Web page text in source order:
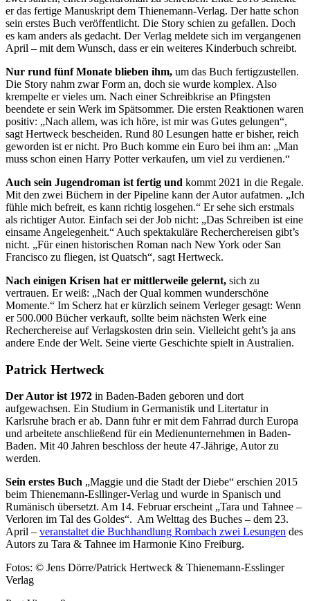
er das fertige Manuskript dem Thienemann-Verlag. Der hatte schon
sein erstes Buch veröffentlicht. Die Story schien zu gefallen. Doch
es kam anders als gedacht. Der Verlag meldete sich im vergangenen
April – mit dem Wunsch, dass er ein weiteres Kinderbuch schreibt.
Nur rund fünf Monate blieben ihm, um das Buch fertigzustellen.
Die Story nahm zwar Form an, doch sie wurde komplex. Also
krempelte er vieles um. Nach einer Schreibkrise an Pfingsten
beendete er sein Werk im Spätsommer. Die ersten Reaktionen waren
positiv: „Nach allem, was ich höre, ist mir was Gutes gelungen“,
sagt Hertweck bescheiden. Rund 80 Lesungen hatte er bisher, reich
geworden ist er nicht. Pro Buch komme ein Euro bei ihm an: „Man
muss schon einen Harry Potter verkaufen, um viel zu verdienen.“
Auch sein Jugendroman ist fertig und kommt 2021 in die Regale.
Mit den zwei Büchern in der Pipeline kann der Autor aufatmen. „Ich
fühle mich befreit, es kann richtig losgehen.“ Er sehe sich erstmals
als richtiger Autor. Einfach sei der Job nicht: „Das Schreiben ist eine
einsame Angelegenheit.“ Auch spektakuläre Recherche­reisen gibt’s
nicht. „Für einen historischen Roman nach New York oder San
Francisco zu fliegen, ist Quatsch“, sagt Hertweck.
Nach einigen Krisen hat er mittlerweile gelernt, sich zu
vertrauen. Er weiß: „Nach der Qual kommen wunderschöne
Momente.“ Im Scherz hat er kürzlich seinem Verleger gesagt: Wenn
er 500.000 Bücher verkauft, sollte beim nächsten Werk eine
Recherchereise auf Verlagskosten drin sein. Vielleicht geht’s ja ans
andere Ende der Welt. Seine vierte Geschichte spielt in Australien.
Patrick Hertweck
Der Autor ist 1972 in Baden-Baden geboren und dort
aufgewachsen. Ein Studium in Germanistik und Litertatur in
Karlsruhe brach er ab. Dann fuhr er mit dem Fahrrad durch Europa
und arbeitete anschließend für ein Medienunternehmen in Baden-
Baden. Mit 40 Jahren beschloss der heute 47-Jährige, Autor zu
werden.
Sein erstes Buch „Maggie und die Stadt der Diebe“ erschien 2015
beim Thienemann-Esllinger-Verlag und wurde in Spanisch und
Rumänisch übersetzt. Am 14. Februar erscheint „Tara und Tahnee –
Verloren im Tal des Goldes“. Am Welttag des Buches – dem 23.
April – veranstaltet die Buchhandlung Rombach zwei Lesungen des
Autors zu Tara & Tahnee im Harmonie Kino Freiburg.
Fotos: © Jens Dörre/Patrick Hertweck & Thienemann-Esslinger
Verlag